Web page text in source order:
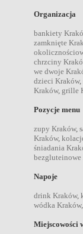
Organizacja
bankiety
zamknięte
chrzciny
we dwoje
dzieci Kraków,
Kraków, grille
Pozycje menu
zupy Kraków,
Kraków,
śniadania
bezgluteinowe
Napoje
drink Kraków,
wódka Kraków,
Miejscowości